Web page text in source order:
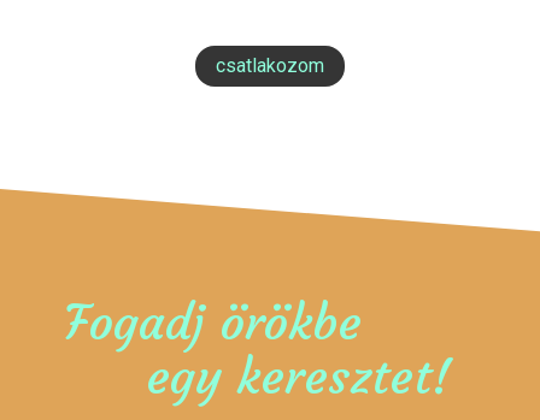
csatlakozom
Fogadj örökbe
egy keresztet!